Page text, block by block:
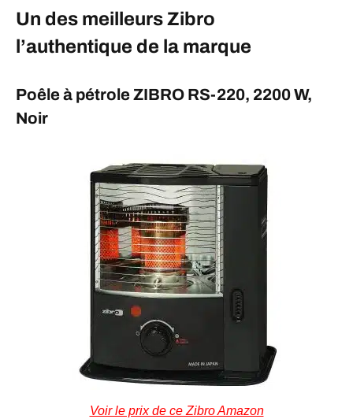
Un des meilleurs Zibro
l’authentique de la marque
Poêle à pétrole ZIBRO RS-220, 2200 W,
Noir
Voir le prix de ce Zibro Amazon